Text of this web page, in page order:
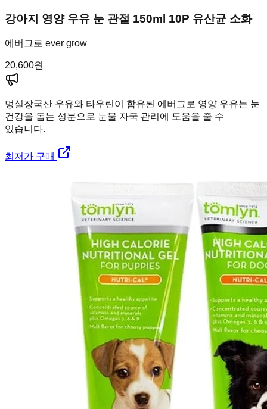
강아지 영양 우유 눈 관절 150ml 10P 유산균 소화
에버그로 ever grow
20,600원
멍실장국산 우유와 타우린이 함유된 에버그로 영양 우유는 눈
건강을 돕는 성분으로 눈물 자국 관리에 도움을 줄 수
있습니다.
최저가 구매